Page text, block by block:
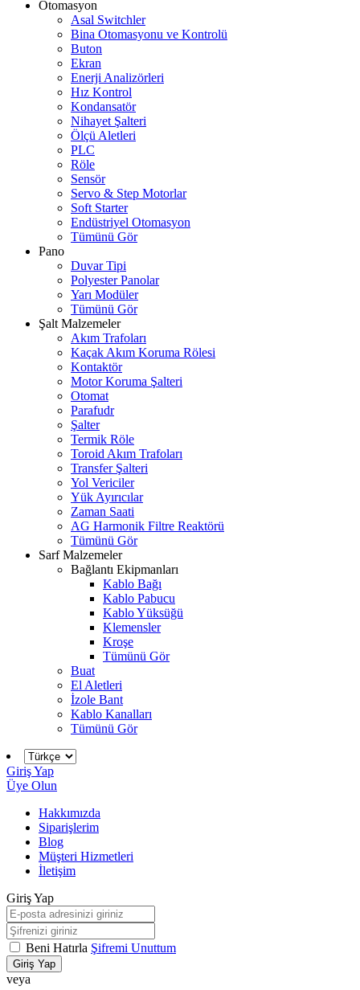
Otomasyon
Asal Switchler
Bina Otomasyonu ve Kontrolü
Buton
Ekran
Enerji Analizörleri
Hız Kontrol
Kondansatör
Nihayet Şalteri
Ölçü Aletleri
PLC
Röle
Sensör
Servo & Step Motorlar
Soft Starter
Endüstriyel Otomasyon
Tümünü Gör
Pano
Duvar Tipi
Polyester Panolar
Yarı Modüler
Tümünü Gör
Şalt Malzemeler
Akım Trafoları
Kaçak Akım Koruma Rölesi
Kontaktör
Motor Koruma Şalteri
Otomat
Parafudr
Şalter
Termik Röle
Toroid Akım Trafoları
Transfer Şalteri
Yol Vericiler
Yük Ayırıcılar
Zaman Saati
AG Harmonik Filtre Reaktörü
Tümünü Gör
Sarf Malzemeler
Bağlantı Ekipmanları
Kablo Bağı
Kablo Pabucu
Kablo Yüksüğü
Klemensler
Kroşe
Tümünü Gör
Buat
El Aletleri
İzole Bant
Kablo Kanalları
Tümünü Gör
Giriş Yap
Üye Olun
Hakkımızda
Siparişlerim
Blog
Müşteri Hizmetleri
İletişim
Giriş Yap
Beni Hatırla Şifremi Unuttum
Giriş Yap
veya